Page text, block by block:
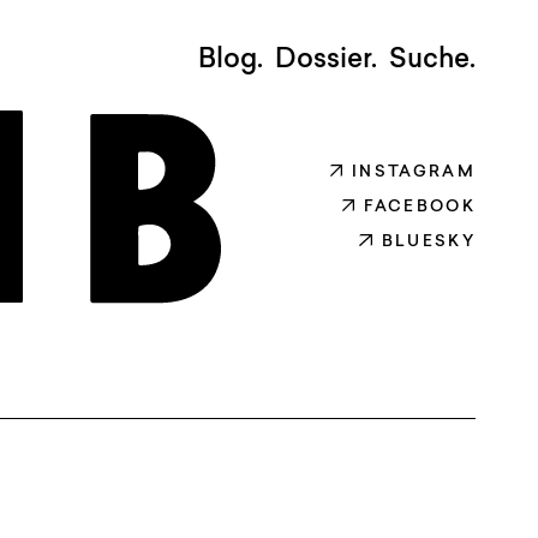
INSTAGRAM
FACEBOOK
BLUESKY
Blog. Dossier. Suche.